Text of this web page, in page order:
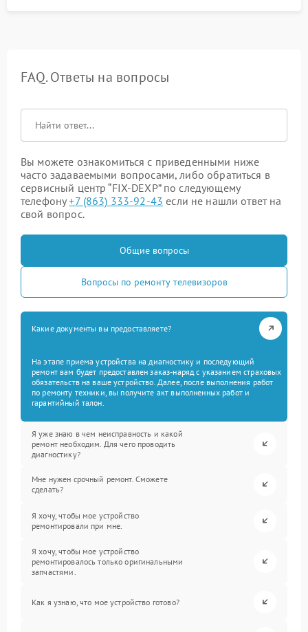
FAQ. Ответы на вопросы
Вы можете ознакомиться с приведенными ниже
часто задаваемыми вопросами, либо обратиться в
сервисный центр “FIX-DEXP” по следующему
телефону+7 (863) 333-92-43 если не нашли ответ на
свой вопрос.
Общие вопросы
Вопросы по ремонту телевизоров
Какие документы вы предоставляете?
На этапе приема устройства на диагностику и последующий
ремонт вам будет предоставлен заказ-наряд с указанием страховых
обязательств на ваше устройство. Далее, после выполнения работ
по ремонту техники, вы получите акт выполненных работ и
гарантийный талон.
Я уже знаю в чем неисправность и какой
ремонт необходим. Для чего проводить
диагностику?
Мне нужен срочный ремонт. Сможете
сделать?
Я хочу, чтобы мое устройство
ремонтировали при мне.
Я хочу, чтобы мое устройство
ремонтировалось только оригинальными
запчастями.
Как я узнаю, что мое устройство готово?